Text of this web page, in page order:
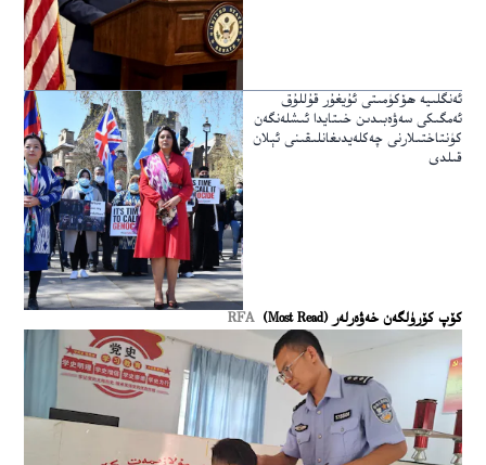
ئەنگلىيە ھۆكۈمىتى ئۇيغۇر قۇللۇق
ئەمگىكى سەۋەبىدىن خىتايدا ئىشلەنگەن
كۈنتاختىلارنى چەكلەيدىغانلىقىنى ئېلان
قىلدى
كۆپ كۆرۈلگەن خەۋەرلەر (Most Read) RFA